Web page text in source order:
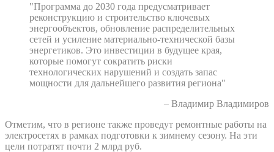
"Программа до 2030 года предусматривает
реконструкцию и строительство ключевых
энергообъектов, обновление распределительных
сетей и усиление материально-технической базы
энергетиков. Это инвестиции в будущее края,
которые помогут сократить риски
технологических нарушений и создать запас
мощности для дальнейшего развития региона"
– Владимир Владимиров
Отметим, что в регионе также проведут ремонтные работы на
электросетях в рамках подготовки к зимнему сезону. На эти
цели потратят почти 2 млрд руб.